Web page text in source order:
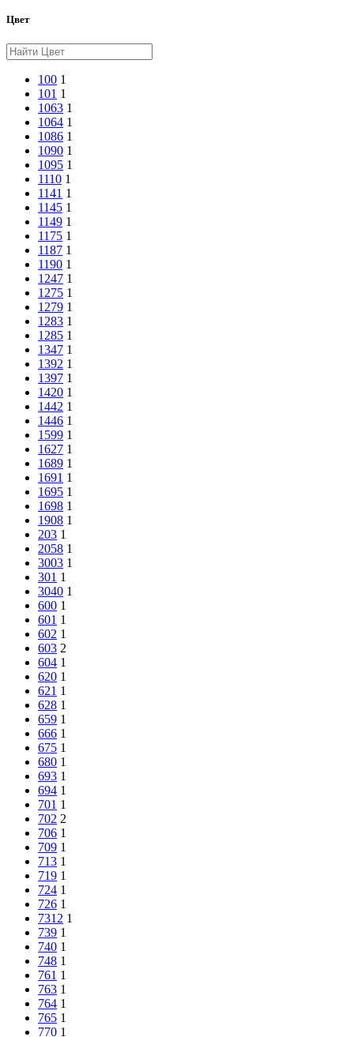
Цвет
100 1
101 1
1063 1
1064 1
1086 1
1090 1
1095 1
1110 1
1141 1
1145 1
1149 1
1175 1
1187 1
1190 1
1247 1
1275 1
1279 1
1283 1
1285 1
1347 1
1392 1
1397 1
1420 1
1442 1
1446 1
1599 1
1627 1
1689 1
1691 1
1695 1
1698 1
1908 1
203 1
2058 1
3003 1
301 1
3040 1
600 1
601 1
602 1
603 2
604 1
620 1
621 1
628 1
659 1
666 1
675 1
680 1
693 1
694 1
701 1
702 2
706 1
709 1
713 1
719 1
724 1
726 1
7312 1
739 1
740 1
748 1
761 1
763 1
764 1
765 1
770 1